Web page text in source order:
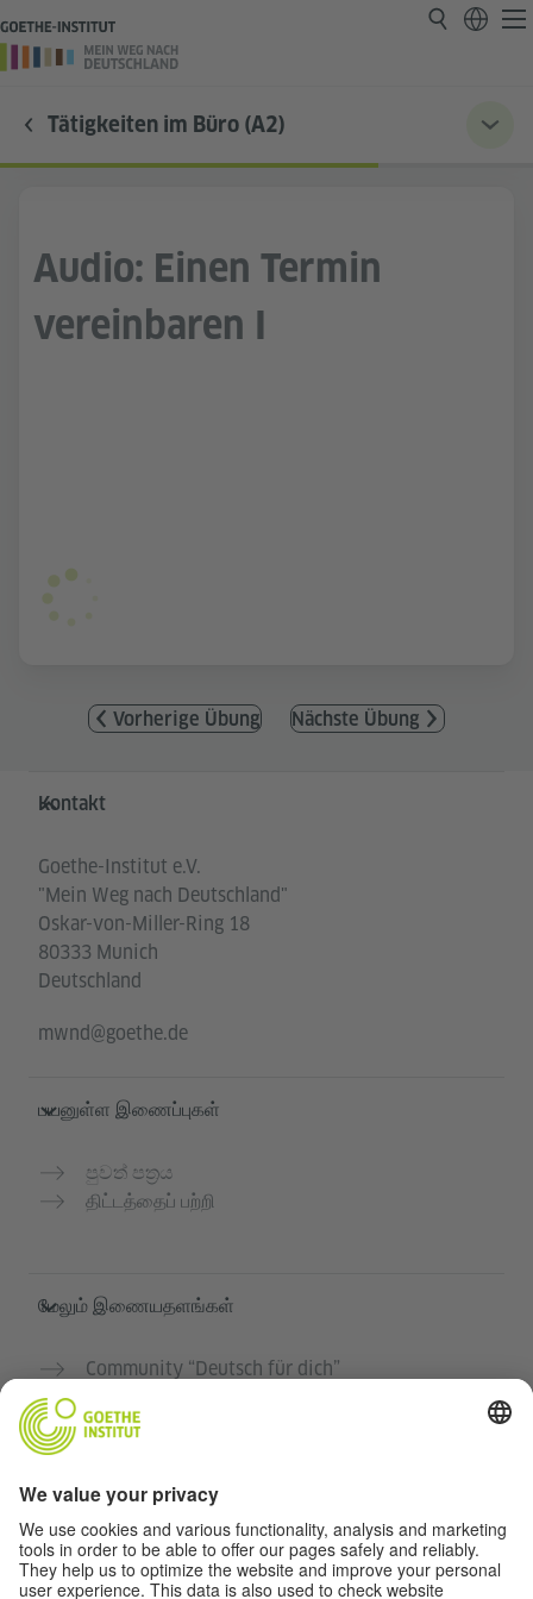
Tätigkeiten im Büro (A2)
Audio: Einen Termin
vereinbaren I
Vorherige Übung Nächste Übung
Service- und Informationsbereich
Kontakt
Goethe-Institut e.V.
"Mein Weg nach Deutschland"
Oskar-von-Miller-Ring 18
80333 Munich
Deutschland
mwnd@goethe.de
பயனுள்ள இணைப்புகள்
පුවත් පත්‍රය
திட்டத்தைப் பற்றி
மேலும் இணையதளங்கள்
Community “Deutsch für dich”
கோய்த் இன்ஸ்டிடியூட்டின் ஜெர்மன் பாடநெறிகள்
தனியுரிமை மற்றும் அணுகல் வசதி